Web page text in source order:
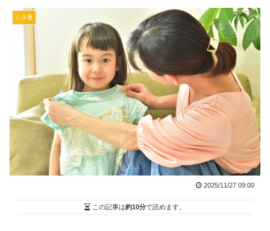
シタ妻
2025/11/27 09:00
この記事は約10分で読めます。